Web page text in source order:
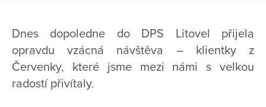
Dnes dopoledne do DPS Litovel přijela
opravdu vzácná návštěva – klientky z
Červenky, které jsme mezi námi s velkou
radostí přivítaly.